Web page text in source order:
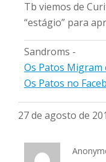
Tb viemos de
“estágio” para
Sandroms -
Os Patos Migram
Os Patos no
27 de agosto de